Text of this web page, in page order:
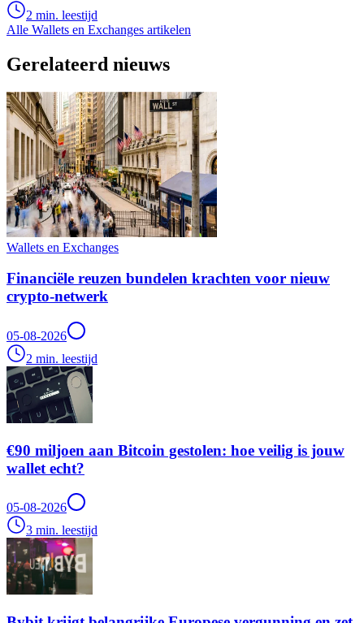
2 min. leestijd
Alle Wallets en Exchanges artikelen
Gerelateerd nieuws
Wallets en Exchanges
Financiële reuzen bundelen krachten voor nieuw
crypto-netwerk
05-08-2026
2 min. leestijd
€90 miljoen aan Bitcoin gestolen: hoe veilig is jouw
wallet echt?
05-08-2026
3 min. leestijd